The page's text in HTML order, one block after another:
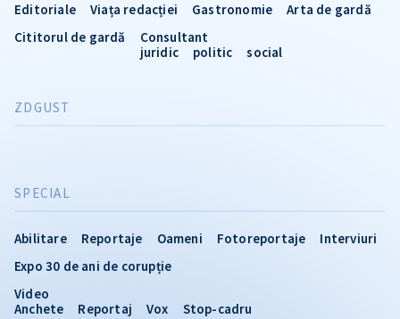
SPECIAL
Abilitare Reportaje Oameni Fotoreportaje
Interviuri
Expo 30 de ani de corupție
Video
Anchete
Reportaj Vox Stop-cadru
Editoriale
Viața redacției Gastronomie
Arta de gardă
Cititorul de gardă
Consultant
juridic
politic social
ZDGUST